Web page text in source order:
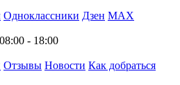
Одноклассники Дзен МАХ
- 18:00
Отзывы Новости Как добраться